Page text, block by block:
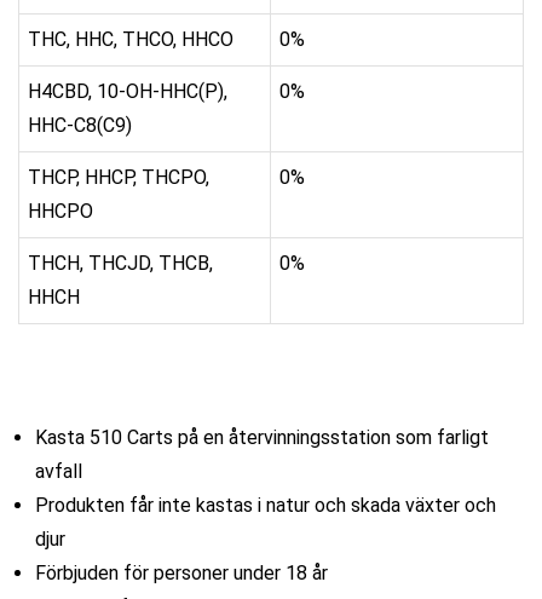
THC, HHC, THCO, HHCO 0%
H4CBD, 10-OH-HHC(P),
HHC-C8(C9)
0%
THCP, HHCP, THCPO,
HHCPO
0%
THCH, THCJD, THCB,
HHCH
0%
Kasta 510 Carts på en återvinningsstation som farligt
avfall
Produkten får inte kastas i natur och skada växter och
djur
Förbjuden för personer under 18 år